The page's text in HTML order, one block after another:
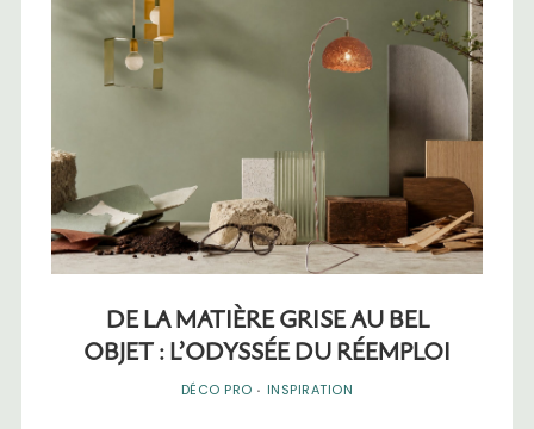
DE LA MATIÈRE GRISE AU BEL
OBJET : L’ODYSSÉE DU RÉEMPLOI
DÉCO PRO · INSPIRATION